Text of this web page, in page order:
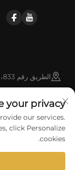
الشمالية،
your privacy
our services.
click Personalize
cookies.